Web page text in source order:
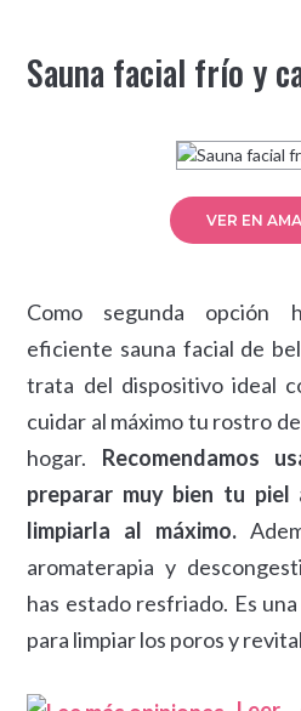
Sauna facial frío y
VER EN
Como segunda opción
eficiente sauna facial de
trata del dispositivo ideal
cuidar al máximo tu rostro
hogar. Recomendamos
preparar muy bien tu
limpiarla al máximo.
aromaterapia y
has estado resfriado. Es
para limpiar los poros y